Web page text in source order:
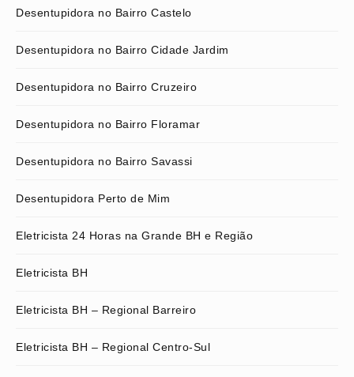
Desentupidora no Bairro Castelo
Desentupidora no Bairro Cidade Jardim
Desentupidora no Bairro Cruzeiro
Desentupidora no Bairro Floramar
Desentupidora no Bairro Savassi
Desentupidora Perto de Mim
Eletricista 24 Horas na Grande BH e Região
Eletricista BH
Eletricista BH – Regional Barreiro
Eletricista BH – Regional Centro-Sul